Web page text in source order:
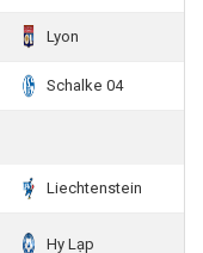
Lyon
Schalke 04
Liechtenstein
Hy Lạp